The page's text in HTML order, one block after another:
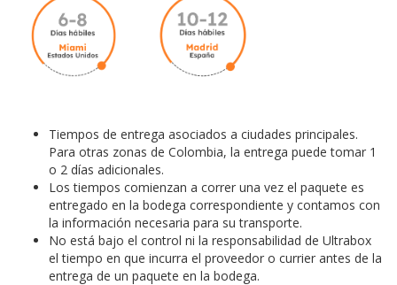
Tiempos de entrega asociados a ciudades principales.
Para otras zonas de Colombia, la entrega puede tomar 1
o 2 días adicionales.
Los tiempos comienzan a correr una vez el paquete es
entregado en la bodega correspondiente y contamos con
la información necesaria para su transporte.
No está bajo el control ni la responsabilidad de Ultrabox
el tiempo en que incurra el proveedor o currier antes de la
entrega de un paquete en la bodega.